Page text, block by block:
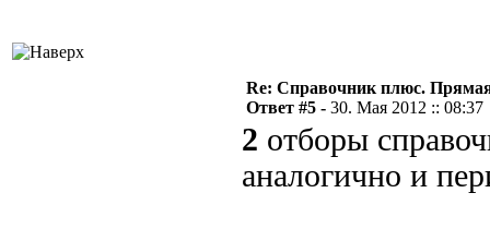
Re: Справочник плюс.
Ответ #5 - 30. Мая 2012 :: 08:37
2 отборы
аналогично и